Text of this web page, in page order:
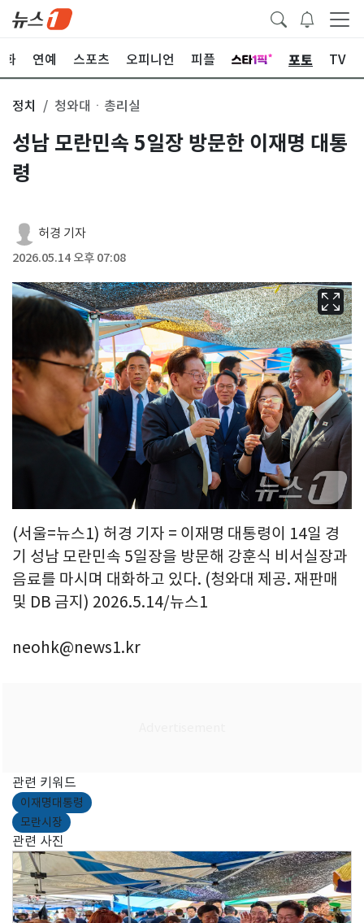
화 연예 스포츠 오피니언 피플 포토 TV
정치 청와대ㆍ총리실
성남 모란민속 5일장 방문한 이재명 대통
령
허경 기자
2026.05.14 오후 07:08
(서울=뉴스1) 허경 기자 = 이재명 대통령이 14일 경
기 성남 모란민속 5일장을 방문해 강훈식 비서실장과
음료를 마시며 대화하고 있다. (청와대 제공. 재판매
및 DB 금지) 2026.5.14/뉴스1
neohk@news1.kr
관련 키워드
이재명대통령
모란시장
관련 사진